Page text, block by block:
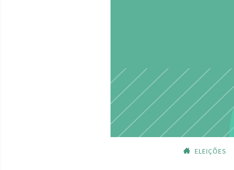
ELEIÇÕES